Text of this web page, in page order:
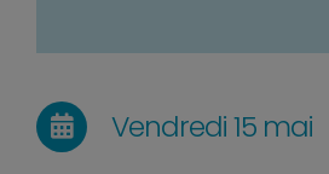
Vendredi 15 mai